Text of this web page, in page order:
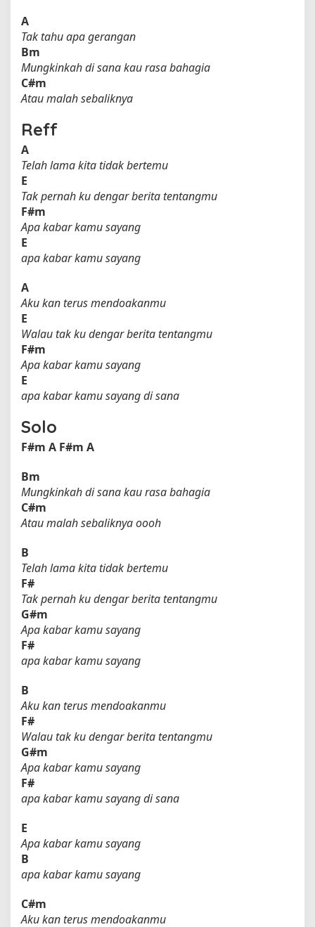
A
Tak tahu apa gerangan
Bm
Mungkinkah di sana kau rasa bahagia
C#m
Atau malah sebaliknya
Reff
A
Telah lama kita tidak bertemu
E
Tak pernah ku dengar berita tentangmu
F#m
Apa kabar kamu sayang
E
apa kabar kamu sayang
A
Aku kan terus mendoakanmu
E
Walau tak ku dengar berita tentangmu
F#m
Apa kabar kamu sayang
E
apa kabar kamu sayang di sana
Solo
F#m A F#m A
Bm
Mungkinkah di sana kau rasa bahagia
C#m
Atau malah sebaliknya oooh
B
Telah lama kita tidak bertemu
F#
Tak pernah ku dengar berita tentangmu
G#m
Apa kabar kamu sayang
F#
apa kabar kamu sayang
B
Aku kan terus mendoakanmu
F#
Walau tak ku dengar berita tentangmu
G#m
Apa kabar kamu sayang
F#
apa kabar kamu sayang di sana
E
Apa kabar kamu sayang
B
apa kabar kamu sayang
C#m
Aku kan terus mendoakanmu